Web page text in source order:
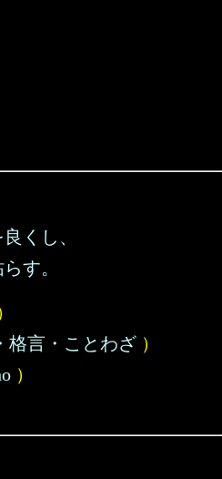
くし、
す。
格言・ことわざ ）
）